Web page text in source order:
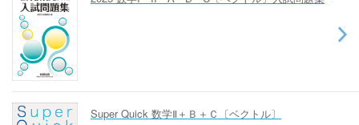
Super Quick 数学Ⅱ＋Ｂ＋Ｃ〔ベクトル〕